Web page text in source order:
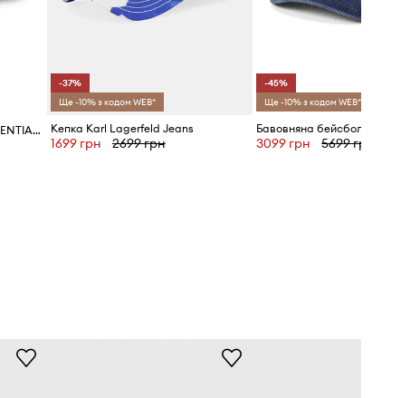
New Era - Кепка LEAGUE ESSENTIAL 9FORTY® EF TRUCKER
-37%
Ще -10% з кодом WEB*
Кепка Karl Lagerfeld Jeans
1699 грн 2699 грн
-45%
Ще -10% з кодом WEB*
3099 грн 5699 грн